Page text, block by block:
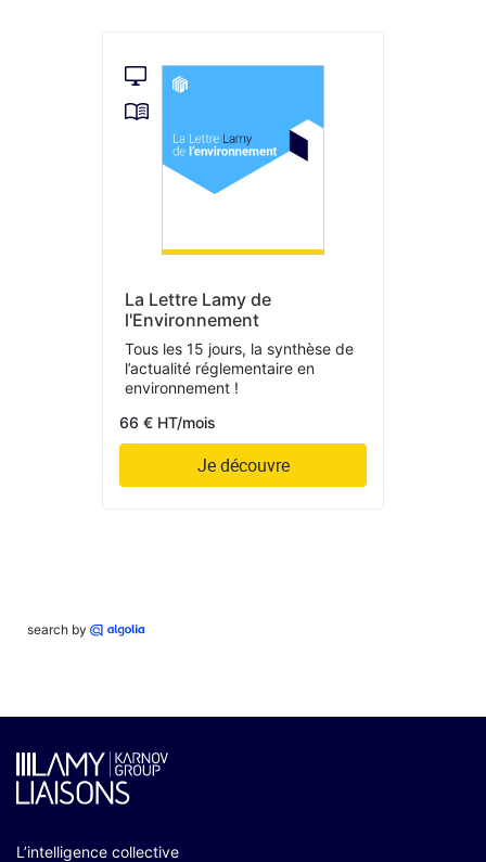
La Lettre Lamy de
l'Environnement
Tous les 15 jours, la synthèse de
l’actualité réglementaire en
environnement !
66 € HT/mois
Je découvre
search by
L’intelligence collective